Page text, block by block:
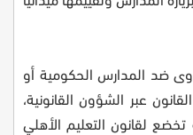
ضد المدارس الحكومية أو
عبر الشؤون القانونية،
لقانون التعليم الأهلي